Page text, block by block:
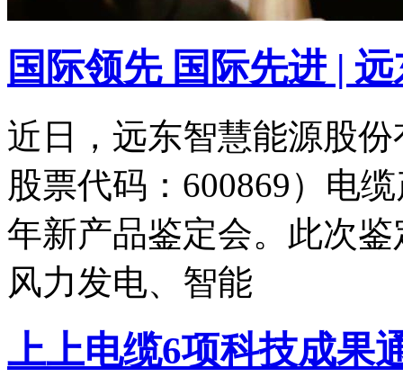
国际领先 国际先进 |
近日，远东智慧能源股
股票代码：600869）电
年新产品鉴定会。此次
风力发电、智能
上上电缆6项科技成果